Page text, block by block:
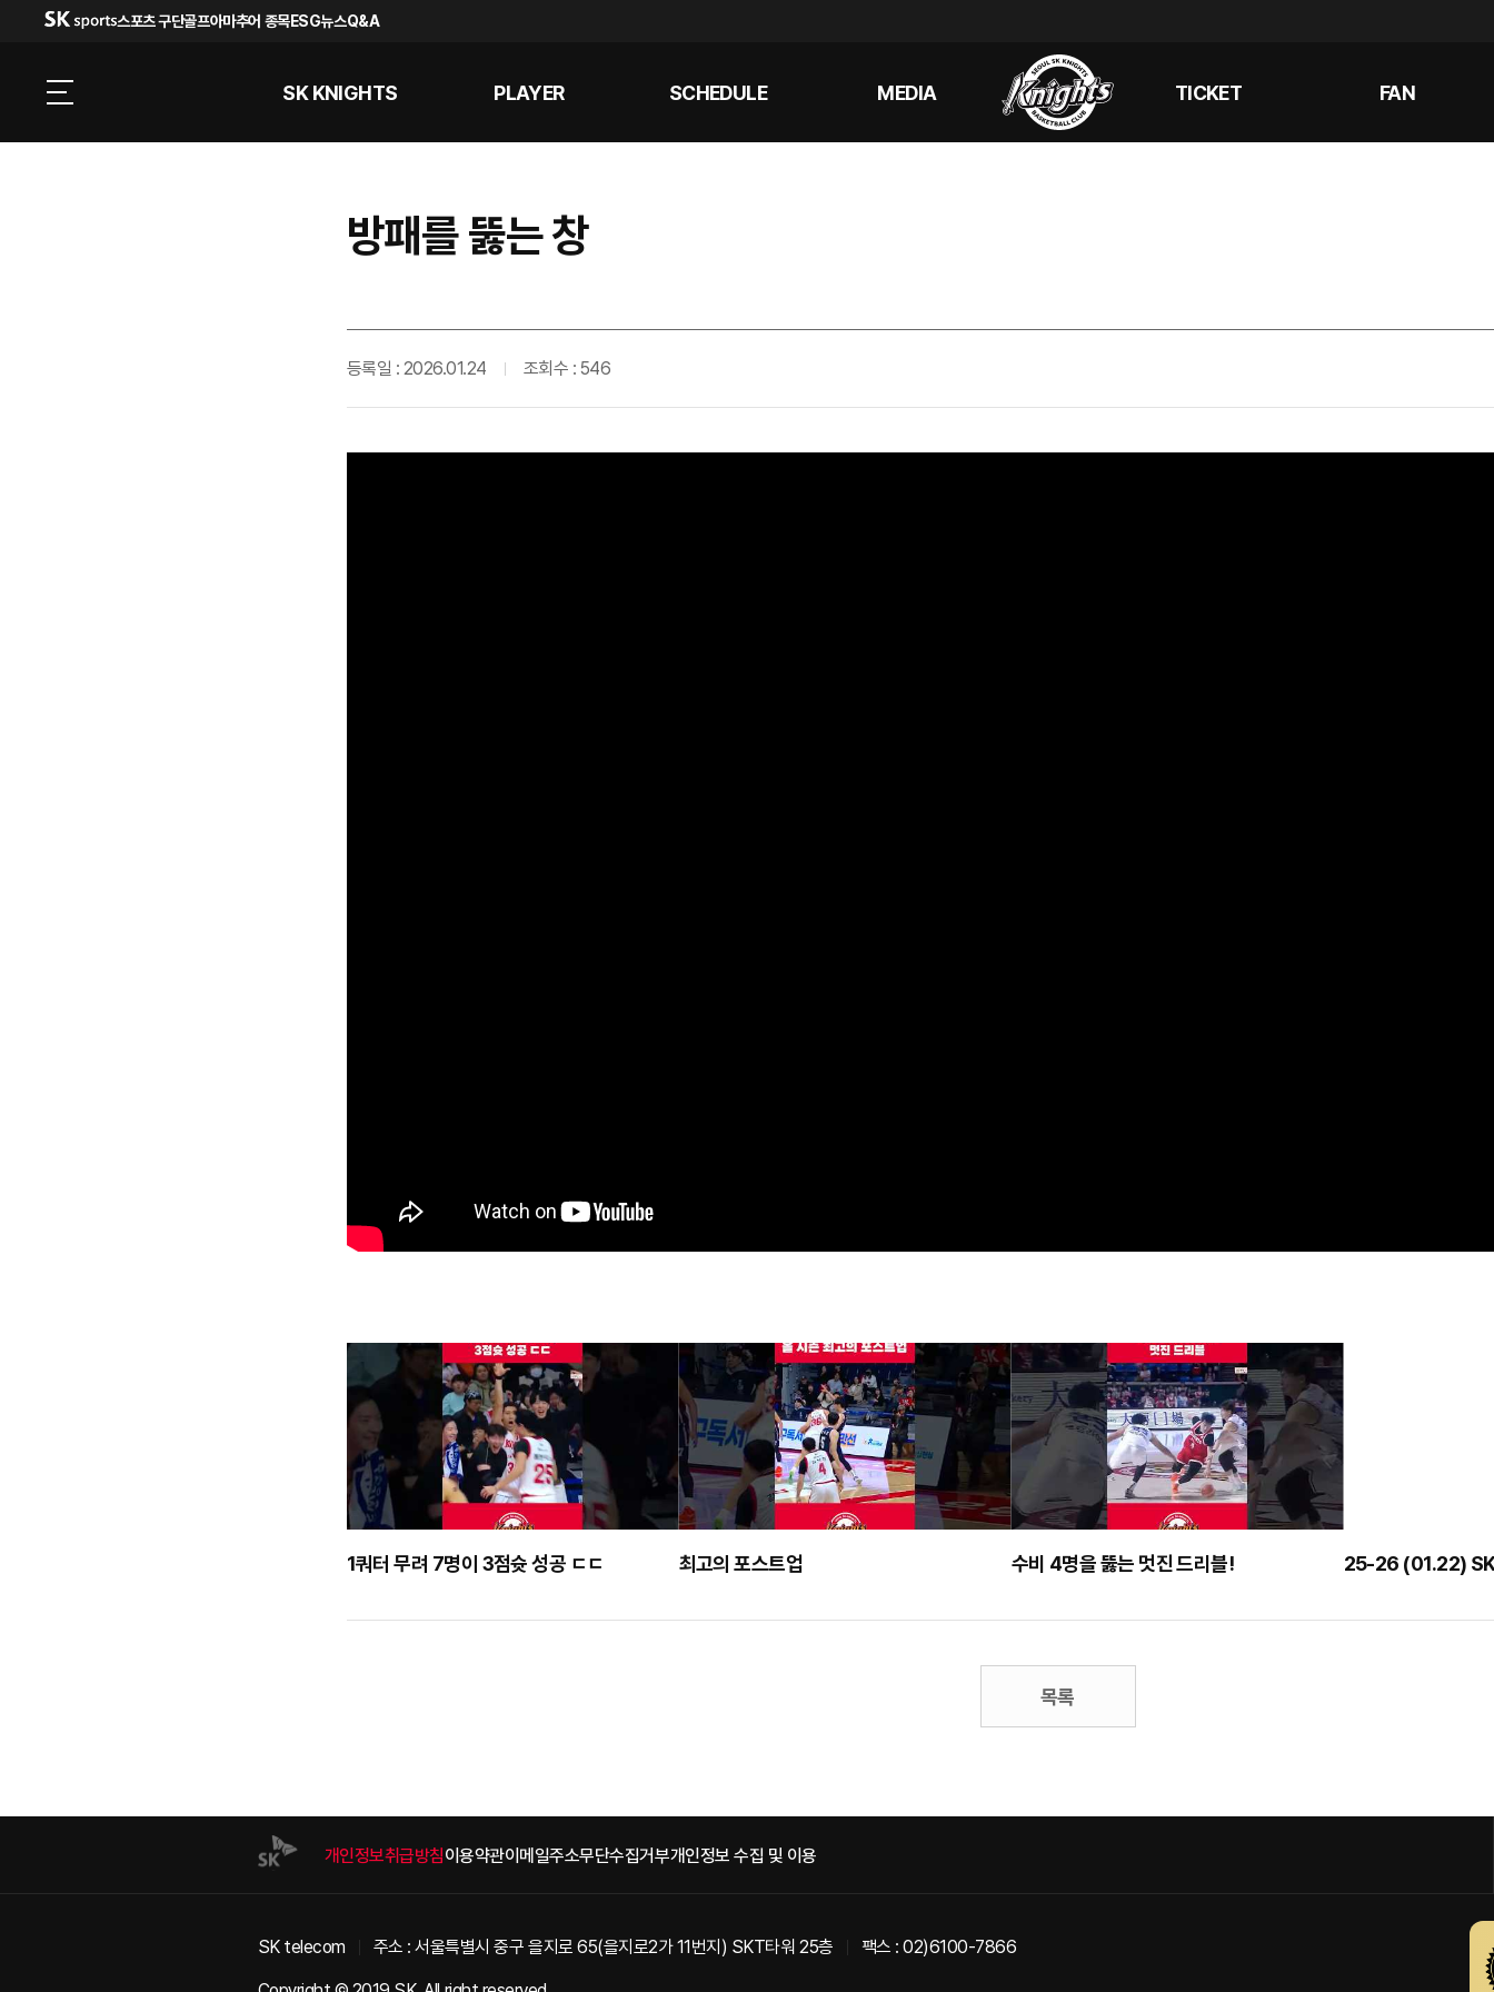
스포츠 구단골프아마추어 종목ESG뉴스Q&A
SK KNIGHTS PLAYER SCHEDULE MEDIA TICKET FAN
방패를 뚫는 창
등록일 : 2026.01.24 조회수 : 546
1쿼터 무려 7명이 3점슛 성공 ㄷㄷ 최고의 포스트업 수비 4명을 뚫는 멋진 드리블!
목록
개인정보취급방침이용약관이메일주소무단수집거부개인정보 수집 및 이용
SK telecom 주소 : 서울특별시 중구 을지로 65(을지로2가 11번지) SKT타워 25층 팩스 : 02)6100-7866